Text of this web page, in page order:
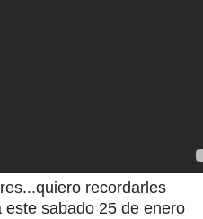
recordarles
sabado 25 de enero